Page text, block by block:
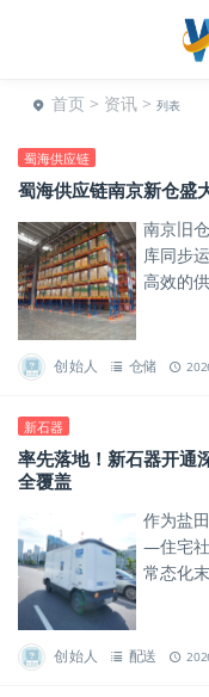
首页 > 资讯 > 列表
蜀海供应链
蜀海供应链南京新仓盛
南京旧
库同步
高效的
创始人 仓储
新石器
率先落地！新石器开通
全覆盖
作为盐
—住宅社
常态化
创始人 配送